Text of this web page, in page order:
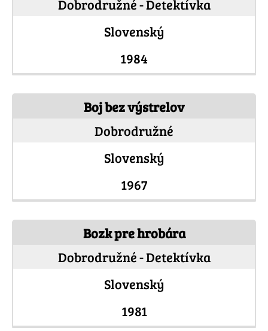
Dobrodružné - Detektívka
Slovenský
1984
Boj bez výstrelov
Dobrodružné
Slovenský
1967
Bozk pre hrobára
Dobrodružné - Detektívka
Slovenský
1981